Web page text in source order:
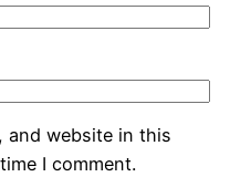
and website in this
I comment.